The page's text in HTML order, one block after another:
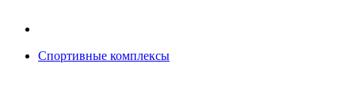
Спортивные комплексы